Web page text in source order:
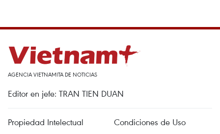
AGENCIA VIETNAMITA DE NOTICIAS
Editor en jefe: TRAN TIEN DUAN
Propiedad Intelectual
Condiciones de Uso